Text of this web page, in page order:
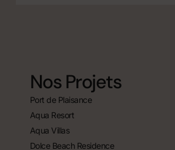
Nos Projets
Port de Plaisance
Aqua Resort
Aqua Villas
Dolce Beach Residence